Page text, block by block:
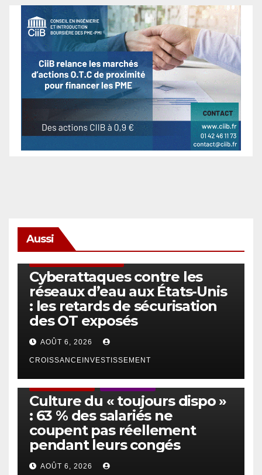
Aussi
Cyberattaques contre les
réseaux d’eau aux États-Unis
: les retards de sécurisation
des OT exposés
AOÛT 6, 2026
CROISSANCEINVESTISSEMENT
Culture du « toujours dispo »
: 63 % des salariés ne
coupent pas réellement
pendant leurs congés
AOÛT 6, 2026